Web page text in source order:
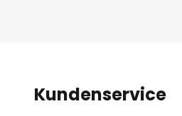
Kundenservice